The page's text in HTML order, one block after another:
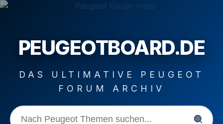
PEUGEOTBOARD.DE
DAS ULTIMATIVE PEUGEOT
FORUM ARCHIV